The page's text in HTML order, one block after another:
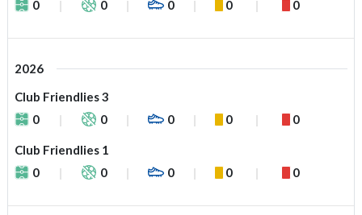
0
0 0 0 0
2026
Club Friendlies 3
0
0 0 0 0
Club Friendlies 1
0
0 0 0 0